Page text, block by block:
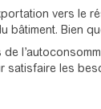
vers le
bâtiment. Bien
de
satisfaire les